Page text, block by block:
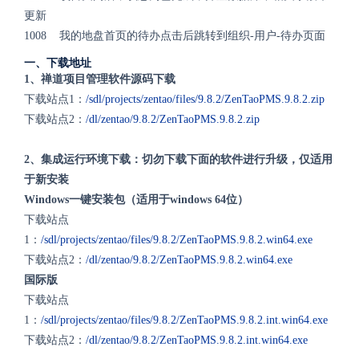
更新
1008 我的地盘首页的待办点击后跳转到组织-用户-待办页面
一、下载地址
1、禅道项目管理软件源码下载
下载站点1： /sdl/projects/zentao/files/9.8.2/ZenTaoPMS.9.8.2.zip
下载站点2： /dl/zentao/9.8.2/ZenTaoPMS.9.8.2.zip
2、集成运行环境下载：切勿下载下面的软件进行升级，仅适用
于新安装
Windows一键安装包（适用于windows 64位）
下载站点
1： /sdl/projects/zentao/files/9.8.2/ZenTaoPMS.9.8.2.win64.exe
下载站点2： /dl/zentao/9.8.2/ZenTaoPMS.9.8.2.win64.exe
国际版
下载站点
1： /sdl/projects/zentao/files/9.8.2/ZenTaoPMS.9.8.2.int.win64.exe
下载站点2： /dl/zentao/9.8.2/ZenTaoPMS.9.8.2.int.win64.exe